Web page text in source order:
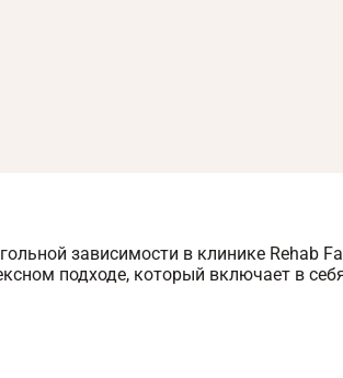
зависимости в клинике Rehab
подходе, который включает в